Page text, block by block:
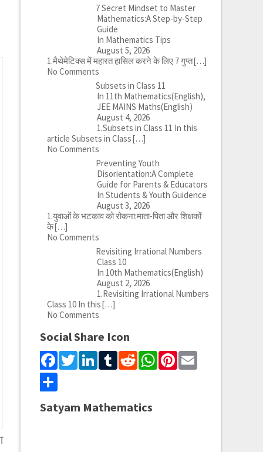
7 Secret Mindset to Master
Mathematics:A Step-by-Step
Guide
In Mathematics Tips
August 5, 2026
1.मैथेमेटिक्स में महारत हासिल करने के लिए 7 गुप्त[…]
No Comments
Subsets in Class 11
In 11th Mathematics(English),
JEE MAINS Maths(English)
August 4, 2026
1.Subsets in Class 11 In this
article Subsets in Class[…]
No Comments
Preventing Youth
Disorientation:A Complete
Guide for Parents & Educators
In Students & Youth Guidence
August 3, 2026
1.युवाओं के भटकाव को रोकना:माता-पिता और शिक्षकों
के[…]
No Comments
Revisiting Irrational Numbers
Class 10
In 10th Mathematics(English)
August 2, 2026
1.Revisiting Irrational Numbers
Class 10 In this[…]
No Comments
Social Share Icon
Facebook
Twitter
LinkedIn
Tumblr
Reddit
WhatsApp
Pinterest
Email
Share
Satyam Mathematics